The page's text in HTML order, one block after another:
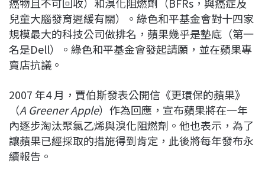
癌物且不可回收）和溴化阻燃劑（BFRs，與癌症及
兒童大腦發育遲緩有關）。綠色和平基金會對十四家
規模最大的科技公司做排名，蘋果幾乎是墊底（第一
名是Dell）。綠色和平基金會發起請願，並在蘋果專
賣店抗議。
2007 年4 月，賈伯斯發表公開信《更環保的蘋果》
（A Greener Apple）作為回應，宣布蘋果將在一年
內逐步淘汰聚氯乙烯與溴化阻燃劑。他也表示，為了
讓蘋果已經採取的措施得到肯定，此後將每年發布永
續報告。